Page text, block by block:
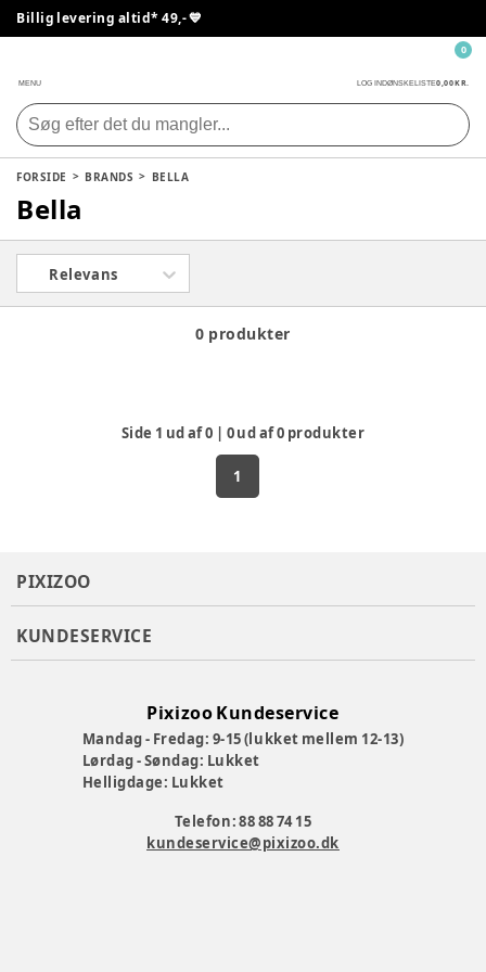
Billig levering altid* 49,- 💙
MENU LOG INDØNSKELISTE0,00 KR.
0
FORSIDE BRANDS BELLA
Bella
Relevans
0 produkter
Side 1 ud af0 | 0ud af0 produkter
1
PIXIZOO
KUNDESERVICE
Pixizoo Kundeservice
Mandag - Fredag: 9-15 (lukket mellem 12-13)
Lørdag - Søndag: Lukket
Helligdage: Lukket
Telefon: 88 88 74 15
kundeservice@pixizoo.dk